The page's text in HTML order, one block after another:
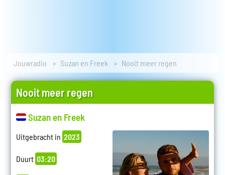
Jouwradio Suzan en Freek Nooit meer regen
Nooit meer regen
Suzan en Freek
Uitgebracht in 2023
Duurt 03:20